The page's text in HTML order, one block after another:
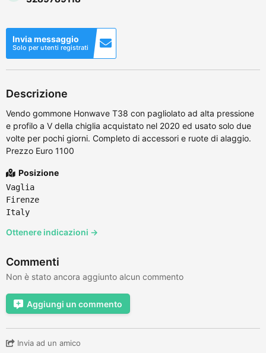
Invia messaggio
Solo per utenti registrati
Descrizione
Vendo gommone Honwave T38 con pagliolato ad alta pressione
e profilo a V della chiglia acquistato nel 2020 ed usato solo due
volte per pochi giorni. Completo di accessori e ruote di alaggio.
Prezzo Euro 1100
Posizione
Vaglia
Firenze
Italy
Ottenere indicazioni →
Commenti
Non è stato ancora aggiunto alcun commento
Aggiungi un commento
Invia ad un amico